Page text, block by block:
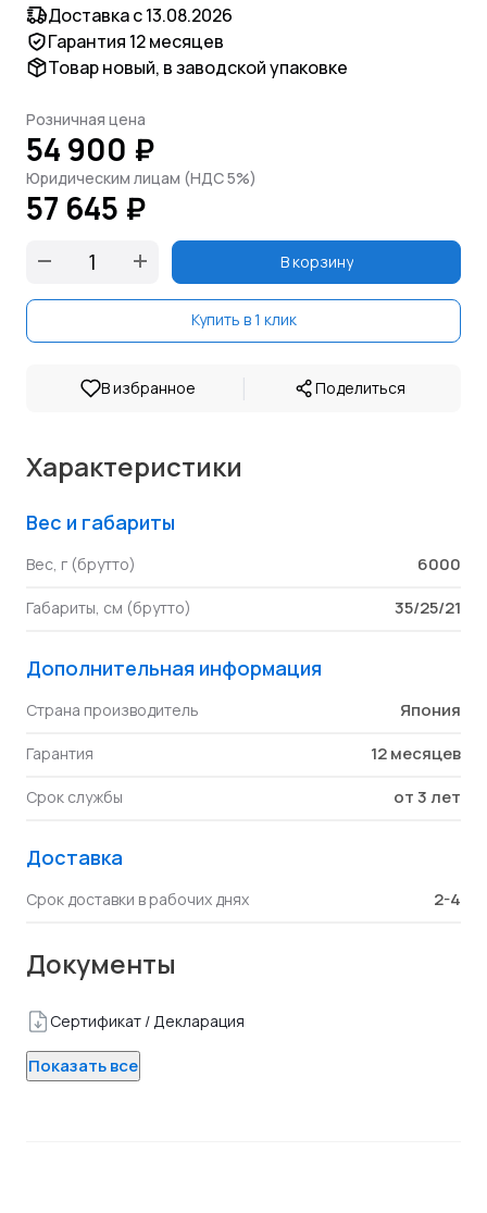
Доставка с 13.08.2026
Гарантия 12 месяцев
Товар новый, в заводской упаковке
Розничная цена
54 900 ₽
Юридическим лицам (НДС 5%)
57 645 ₽
В корзину
Купить в 1 клик
В избранное | Поделиться
Характеристики
Вес и габариты
Вес, г (брутто) 6000
Габариты, см (брутто) 35/25/21
Дополнительная информация
Страна производитель Япония
Гарантия 12 месяцев
Срок службы от 3 лет
Доставка
Срок доставки в рабочих днях 2-4
Документы
Сертификат / Декларация
Показать все